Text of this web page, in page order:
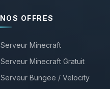
NOS OFFRES
Serveur Minecraft
Serveur Minecraft Gratuit
Serveur Bungee / Velocity